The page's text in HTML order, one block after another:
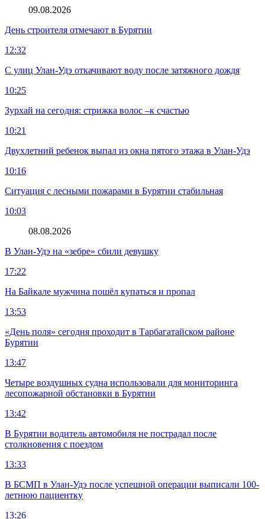
09.08.2026
День строителя отмечают в Бурятии
12:32
С улиц Улан-Удэ откачивают воду после затяжного дождя
10:25
Зурхай на сегодня: стрижка волос –к счастью
10:21
Двухлетний ребенок выпал из окна пятого этажа в Улан-Удэ
10:16
Ситуация с лесными пожарами в Бурятии стабильная
10:03
08.08.2026
В Улан-Удэ на «зебре» сбили девушку
17:22
На Байкале мужчина пошёл купаться и пропал
13:53
«День поля» сегодня проходит в Тарбагатайском районе
Бурятии
13:47
Четыре воздушных судна использовали для мониторинга
лесопожарной обстановки в Бурятии
13:42
В Бурятии водитель автомобиля не пострадал после
столкновения с поездом
13:33
В БСМП в Улан-Удэ после успешной операции выписали 100-
летнюю пациентку
13:26